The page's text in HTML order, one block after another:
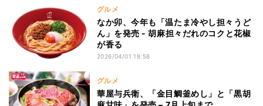
グルメ
なか卯、今年も「温たま冷やし担々うど
ん」を発売 - 胡麻担々だれのコクと花椒
が香る
2026/04/01 18:58
グルメ
華屋与兵衛、「金目鯛釜めし」と「黒胡